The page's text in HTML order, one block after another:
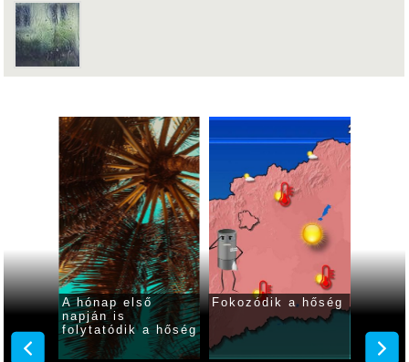
A hónap első
napján is
folytatódik a hőség
Fokozódik a hőség
Fokozódik a
kánikula a
hétvégén